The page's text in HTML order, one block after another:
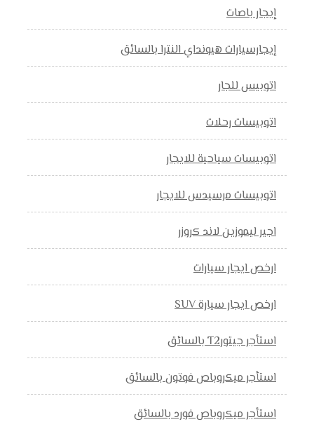
إيجار باصات
إيجارسيارات هيونداي النترا بالسائق
اتوبيس للجار
اتوبيسات رحلات
اتوبيسات سياحية للايجار
اتوبيسات مرسيدس للايجار
اجير ليموزين لاند كروزر
ارخص ايجار سيارات
ارخص ايجار سيارة SUV
استأجر جيتورT2 بالسائق
استأجر ميكروباص فوتون بالسائق
استأجر ميكروباص فورد بالسائق